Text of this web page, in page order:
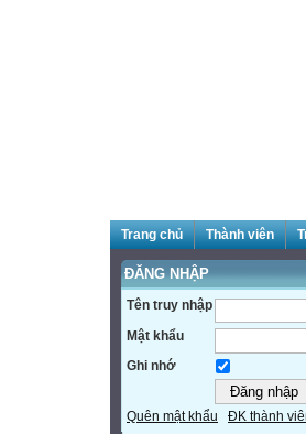
Trang chủ Thành viên
ĐĂNG NHẬP
Tên truy nhập
Mật khẩu
Ghi nhớ
Quên mật khẩu ĐK thành